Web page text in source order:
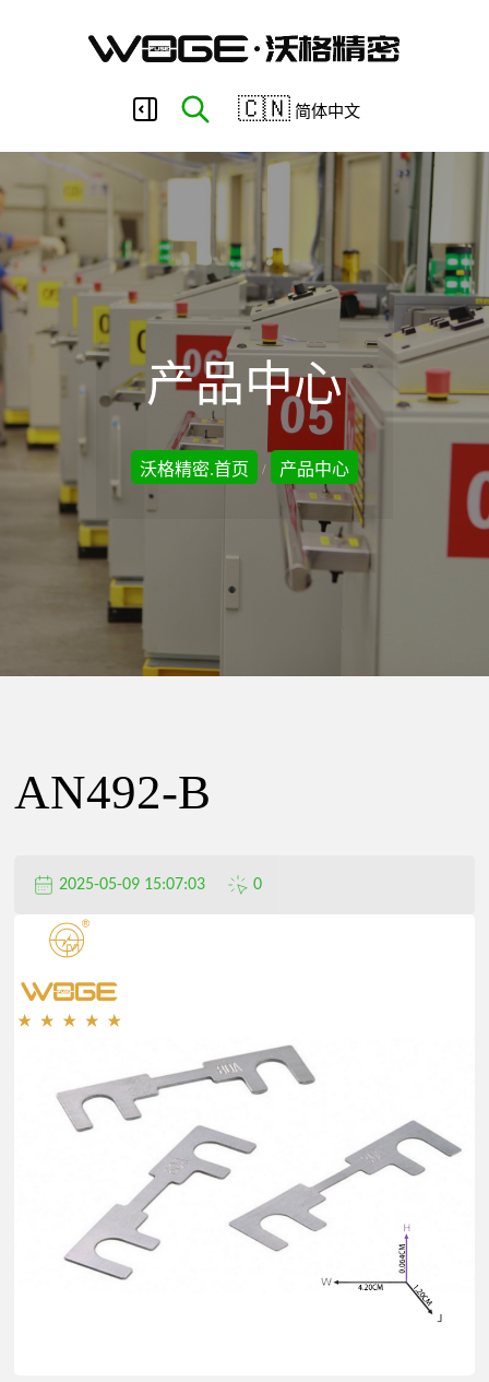
莞
市
沃
格
精
电
器
限
公
司
🇨🇳 简体中文
产品中心
沃格精密.首页 / 产品中心
AN492-B
2025-05-09 15:07:03 0